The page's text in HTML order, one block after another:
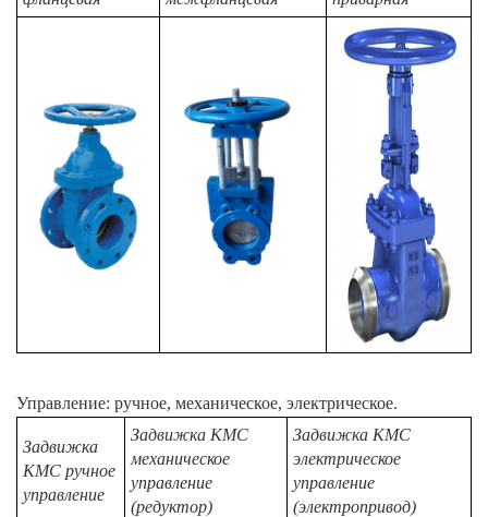
Управление: ручное, механическое, электрическое.
Задвижка
КМС ручное
управление
Задвижка КМС
механическое
управление
(редуктор)
Задвижка КМС
электрическое
управление
(электропривод)